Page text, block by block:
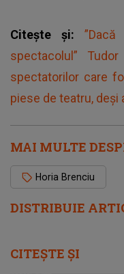
DISTRIBUIE
Citește și:
spectacolul”
spectatorilor care
piese de teatru,
MAI MULTE
Horia Brenciu
CITEȘTE ȘI